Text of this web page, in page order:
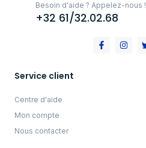
Besoin d'aide ? Appelez-nous !
+32 61/32.02.68
Service client
Centre d'aide
Mon compte
Nous contacter